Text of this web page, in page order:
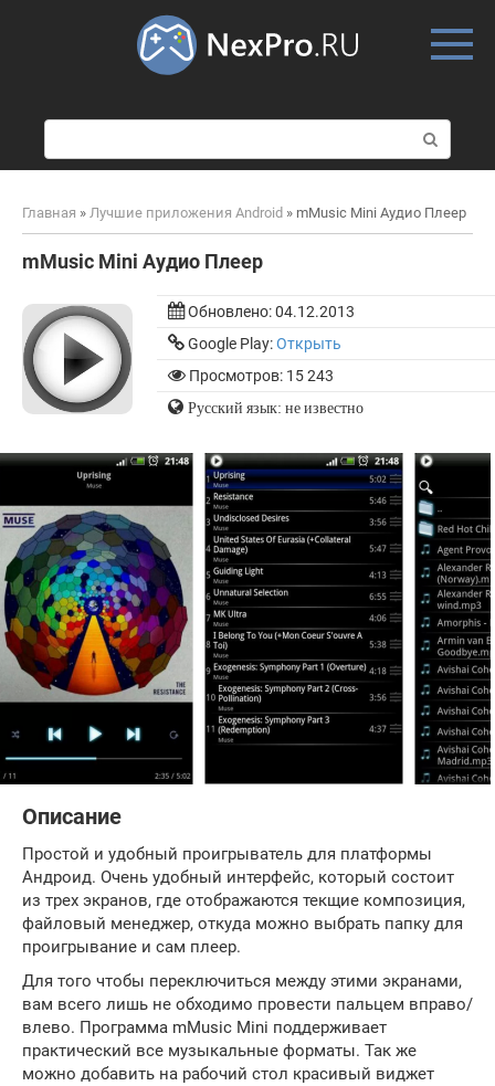
о
и
к
Главная » Лучшие приложения Android » mMusic Mini Аудио Плеер
mMusic Mini Аудио Плеер
Обновлено:04.12.2013
Google Play:Открыть
Просмотров: 15 243
Русский язык: не известно
Описание
Простой и удобный проигрыватель для платформы
Андроид. Очень удобный интерфейс, который состоит
из трех экранов, где отображаются текщие композиция,
файловый менеджер, откуда можно выбрать папку для
проигрывание и сам плеер.
Для того чтобы переключиться между этими экранами,
вам всего лишь не обходимо провести пальцем вправо/
влево. Программа mMusic Mini поддерживает
практический все музыкальные форматы. Так же
можно добавить на рабочий стол красивый виджет